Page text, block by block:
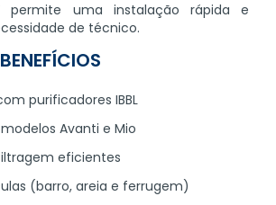
permite uma instalação rápida e
de técnico.
purificadores IBBL
Avanti e Mio
eficientes
(barro, areia e ferrugem)